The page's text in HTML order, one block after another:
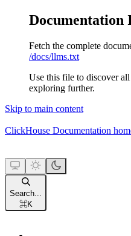
Documentation
Fetch the complete
/docs/llms.txt
Use this file to discover
exploring further.
Skip to main content
ClickHouse Documentation
Search...
⌘K